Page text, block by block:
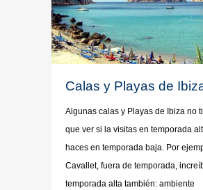
Calas y Playas de
Algunas calas y Playas de Ibiza no
que ver si la visitas en temporada
haces en temporada baja. Por
Cavallet, fuera de temporada,
temporada alta también: ambiente